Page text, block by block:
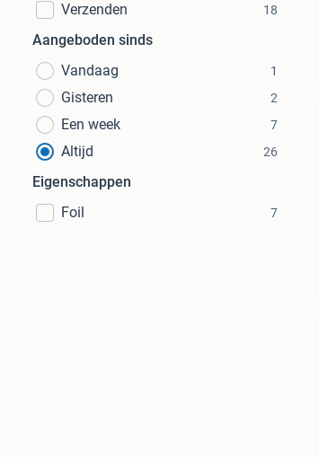
Verzenden 18
Aangeboden sinds
Vandaag
1
Gisteren 2
Een week 7
Altijd 26
Eigenschappen
Foil
7